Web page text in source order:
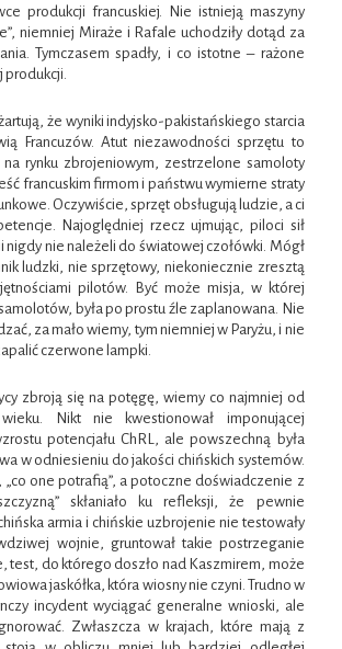
produkcji francuskiej. Nie istnieją maszyny
niemniej Miraże i Rafale uchodziły dotąd za
Tymczasem spadły, i co istotne – rażone
produkcji.
że wyniki indyjsko-pakistańskiego starcia
Francuzów. Atut niezawodności sprzętu to
na rynku zbrojeniowym, zestrzelone samoloty
francuskim firmom i państwu wymierne straty
Oczywiście, sprzęt obsługują ludzie, a ci
Najoględniej rzecz ujmując, piloci sił
nigdy nie należeli do światowej czołówki. Mógł
ludzki, nie sprzętowy, niekoniecznie zresztą
pilotów. Być może misja, w której
była po prostu źle zaplanowana. Nie
za mało wiemy, tym niemniej w Paryżu, i nie
czerwone lampki.
zbroją się na potęgę, wiemy co najmniej od
Nikt nie kwestionował imponującej
potencjału ChRL, ale powszechną była
w odniesieniu do jakości chińskich systemów.
„co one potrafią”, a potoczne doświadczenie z
skłaniało ku refleksji, że pewnie
armia i chińskie uzbrojenie nie testowały
wojnie, gruntował takie postrzeganie
test, do którego doszło nad Kaszmirem, może
jaskółka, która wiosny nie czyni. Trudno w
incydent wyciągać generalne wnioski, ale
Zwłaszcza w krajach, które mają z